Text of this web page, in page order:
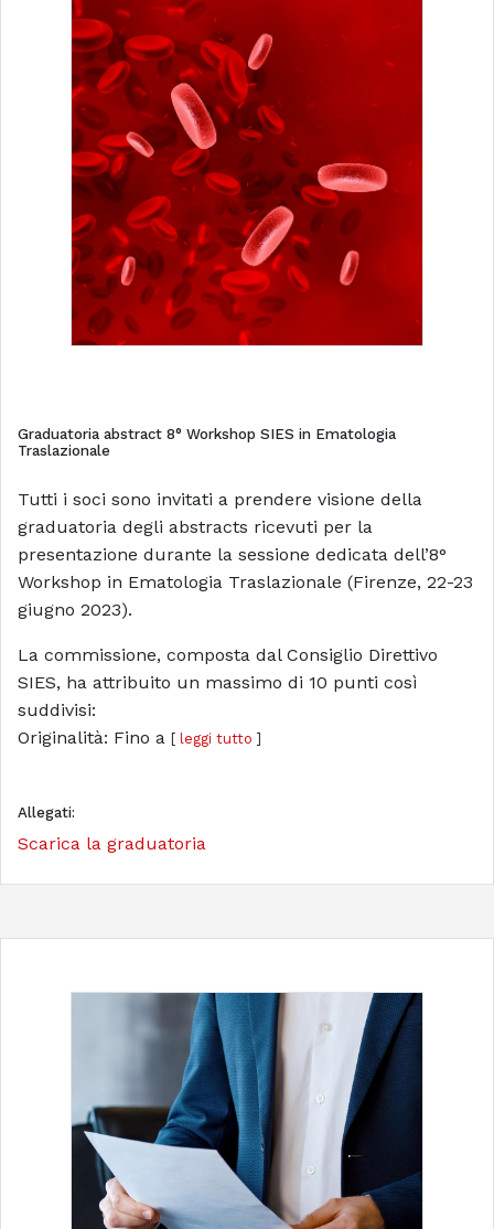
Graduatoria abstract 8° Workshop SIES in Ematologia
Traslazionale
Tutti i soci sono invitati a prendere visione della
graduatoria degli abstracts ricevuti per la
presentazione durante la sessione dedicata dell’8°
Workshop in Ematologia Traslazionale (Firenze, 22-23
giugno 2023).
La commissione, composta dal Consiglio Direttivo
SIES, ha attribuito un massimo di 10 punti così
suddivisi:
Originalità: Fino a [ leggi tutto ]
Allegati:
Scarica la graduatoria